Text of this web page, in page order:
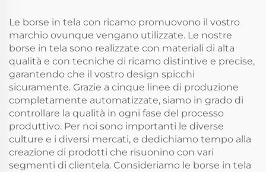
riutilizzabile per
promozioni
Come Regalo
Le borse in tela con ricamo promuovono il vostro
marchio ovunque vengano utilizzate. Le nostre
borse in tela sono realizzate con materiali di alta
qualità e con tecniche di ricamo distintive e precise,
garantendo che il vostro design spicchi
sicuramente. Grazie a cinque linee di produzione
completamente automatizzate, siamo in grado di
controllare la qualità in ogni fase del processo
produttivo. Per noi sono importanti le diverse
culture e i diversi mercati, e dedichiamo tempo alla
creazione di prodotti che risuonino con vari
segmenti di clientela. Consideriamo le borse in tela